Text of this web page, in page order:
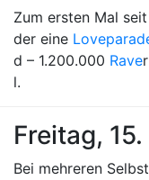
Zum ersten Mal
der eine
d – 1.200.000 Rave
l.
Freitag,
Bei mehreren